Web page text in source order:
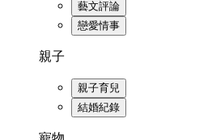
藝文評論
戀愛情事
親子
親子育兒
結婚紀錄